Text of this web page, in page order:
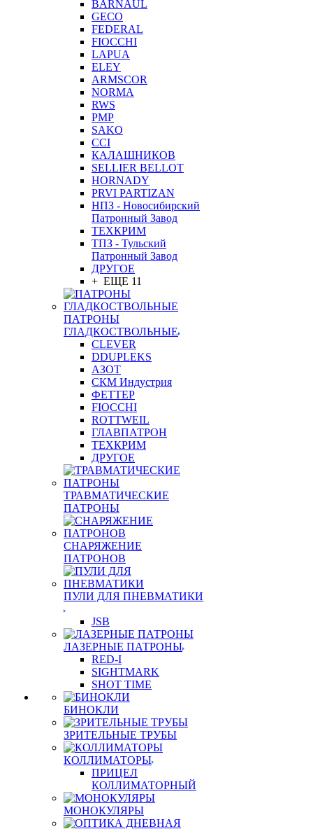
BARNAUL
GEСO
FEDERAL
FIOCCHI
LAPUA
ELEY
ARMSCOR
NORMA
RWS
PMP
SAKO
CCI
КАЛАШНИКОВ
SELLIER BELLOT
HORNADY
PRVI PARTIZAN
НПЗ - Новосибирский
Патронный Завод
ТЕХКРИМ
ТПЗ - Тульский
Патронный Завод
ДРУГОЕ
+ ЕЩЕ 11
ПАТРОНЫ
ГЛАДКОСТВОЛЬНЫЕ
CLEVER
DDUPLEKS
АЗОТ
СКМ Индустрия
ФЕТТЕР
FIOCCHI
ROTTWEIL
ГЛАВПАТРОН
ТЕХКРИМ
ДРУГОЕ
ТРАВМАТИЧЕСКИЕ
ПАТРОНЫ
СНАРЯЖЕНИЕ
ПАТРОНОВ
ПУЛИ ДЛЯ ПНЕВМАТИКИ
JSB
ЛАЗЕРНЫЕ ПАТРОНЫ
RED-I
SIGHTMARK
SHOT TIME
БИНОКЛИ
ЗРИТЕЛЬНЫЕ ТРУБЫ
КОЛЛИМАТОРЫ
ПРИЦЕЛ
КОЛЛИМАТОРНЫЙ
МОНОКУЛЯРЫ